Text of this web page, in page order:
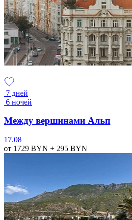
7 дней
6 ночей
Между вершинами Альп
17.08
от 1729 BYN + 295 BYN